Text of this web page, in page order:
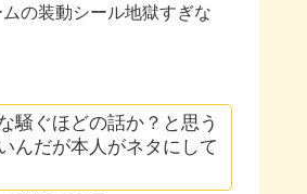
の装動シール地獄すぎな
騒ぐほどの話か？と思う
んだが本人がネタにして